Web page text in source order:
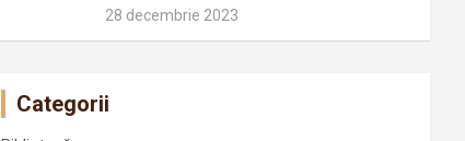
28 decembrie 2023
Categorii